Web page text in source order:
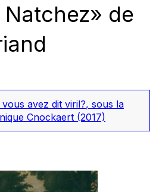
de
avez dit viril?, sous la
Cnockaert (2017)